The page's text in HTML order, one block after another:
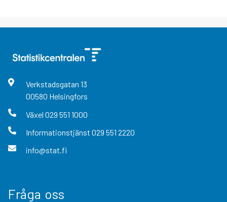
Verkstadsgatan 13
00580 Helsingfors
Växel 029 551 1000
Informationstjänst 029 551 2220
info@stat.fi
Fråga oss